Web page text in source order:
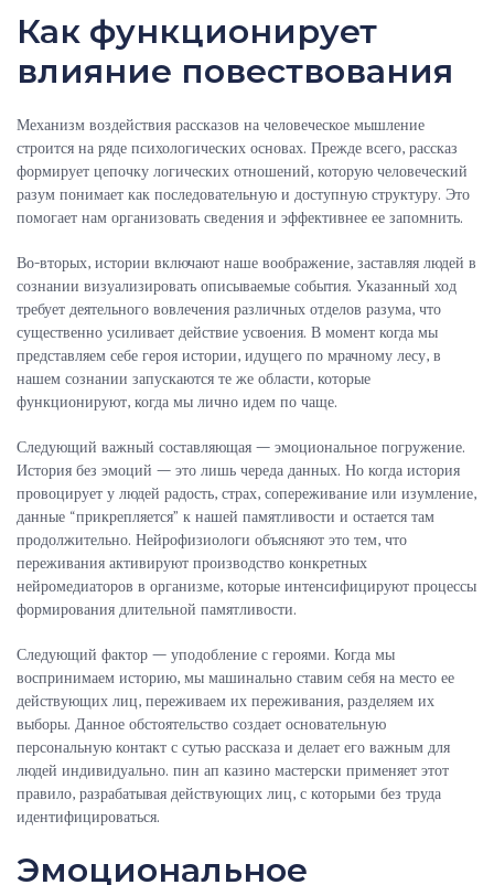
Как функционирует
влияние повествования
Механизм воздействия рассказов на человеческое мышление
строится на ряде психологических основах. Прежде всего, рассказ
формирует цепочку логических отношений, которую человеческий
разум понимает как последовательную и доступную структуру. Это
помогает нам организовать сведения и эффективнее ее запомнить.
Во-вторых, истории включают наше воображение, заставляя людей в
сознании визуализировать описываемые события. Указанный ход
требует деятельного вовлечения различных отделов разума, что
существенно усиливает действие усвоения. В момент когда мы
представляем себе героя истории, идущего по мрачному лесу, в
нашем сознании запускаются те же области, которые
функционируют, когда мы лично идем по чаще.
Следующий важный составляющая — эмоциональное погружение.
История без эмоций — это лишь череда данных. Но когда история
провоцирует у людей радость, страх, сопереживание или изумление,
данные “прикрепляется” к нашей памятливости и остается там
продолжительно. Нейрофизиологи объясняют это тем, что
переживания активируют производство конкретных
нейромедиаторов в организме, которые интенсифицируют процессы
формирования длительной памятливости.
Следующий фактор — уподобление с героями. Когда мы
воспринимаем историю, мы машинально ставим себя на место ее
действующих лиц, переживаем их переживания, разделяем их
выборы. Данное обстоятельство создает основательную
персональную контакт с сутью рассказа и делает его важным для
людей индивидуально. пин ап казино мастерски применяет этот
правило, разрабатывая действующих лиц, с которыми без труда
идентифицироваться.
Эмоциональное